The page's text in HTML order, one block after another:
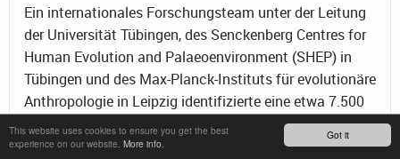
Got it
This website uses cookies to ensure you get the best
experience on our website. More info.
Ein internationales Forschungsteam unter der Leitung
der Universität Tübingen, des Senckenberg Centres for
Human Evolution and Palaeoenvironment (SHEP) in
Tübingen und des Max-Planck-Instituts für evolutionäre
Anthropologie in Leipzig identifizierte eine etwa 7.500
Jahre alte und bisher unbekannte Population im
zentralasiatischen Altai, an der es belegen konnte, dass